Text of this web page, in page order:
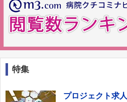
特集
プロジェクト求人